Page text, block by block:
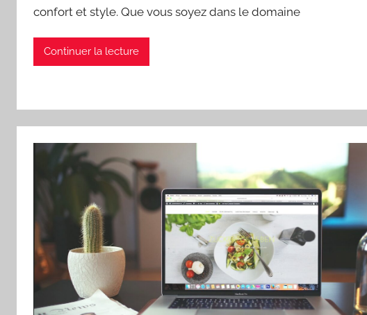
confort et style. Que vous soyez dans le domaine
Continuer la lecture